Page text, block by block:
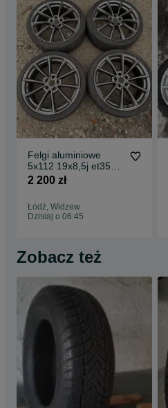
Felgi aluminiowe
5x112 19x8,5j et35
Audi Vw Skoda
2 200 zł
Łódź, Widzew
Dzisiaj o 06:45
Zobacz też